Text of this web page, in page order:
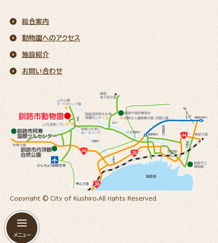
メニュー
総合案内
動物園へのアクセス
施設紹介
お問い合わせ
Copyright © City of Kushiro,All rights Reserved.